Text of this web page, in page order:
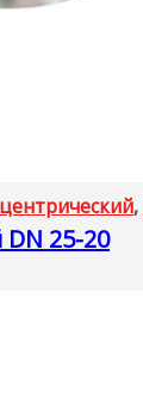
,
25-20